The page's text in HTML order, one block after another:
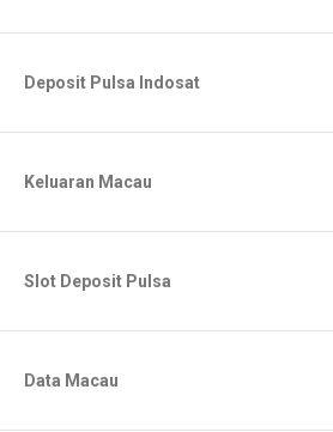
Deposit Pulsa Indosat
Keluaran Macau
Slot Deposit Pulsa
Data Macau